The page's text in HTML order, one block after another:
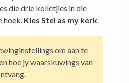
die drie kolletjies in die
Kies Stel as my kerk
om aan te
hoe jy waarskuwings van